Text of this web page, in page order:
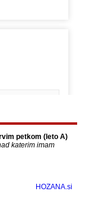
the
of
been